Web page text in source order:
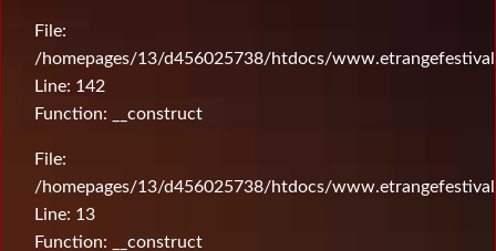
File:
/homepages/13/d456025738/htdocs/
Line: 142
Function: __construct
File:
/homepages/13/d456025738/htdocs/
Line: 13
Function: __construct